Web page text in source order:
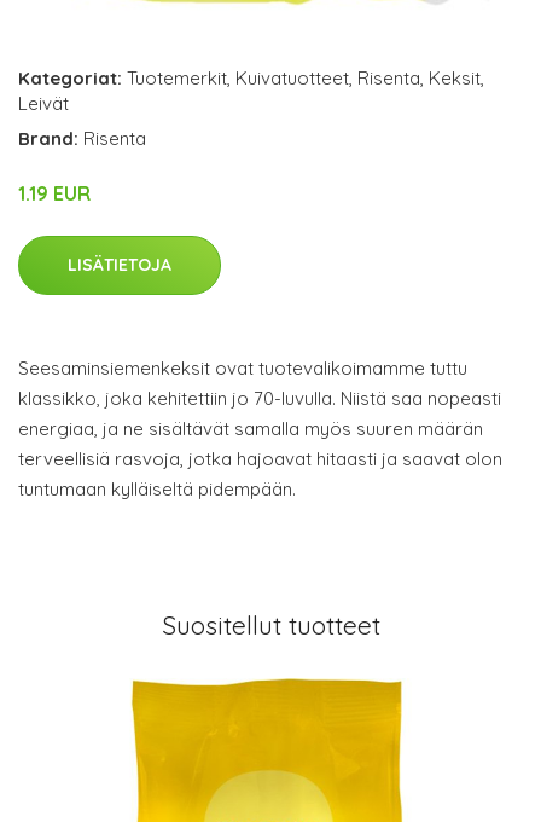
Kategoriat: Tuotemerkit Kuivatuotteet Risenta Keksit
Leivät
Brand: Risenta
1.19 EUR
LISÄTIETOJA
Seesaminsiemenkeksit ovat tuotevalikoimamme tuttu
klassikko, joka kehitettiin jo 70-luvulla. Niistä saa nopeasti
energiaa, ja ne sisältävät samalla myös suuren määrän
terveellisiä rasvoja, jotka hajoavat hitaasti ja saavat olon
tuntumaan kylläiseltä pidempään.
Suositellut tuotteet